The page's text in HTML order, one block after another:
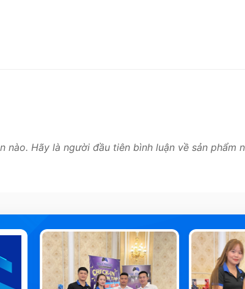
nào. Hãy là người đầu tiên bình luận về sản phẩm